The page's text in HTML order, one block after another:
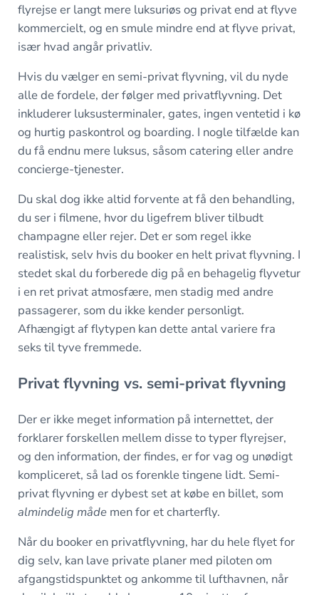
flyrejse er langt mere luksuriøs og privat end at flyve
kommercielt, og en smule mindre end at flyve privat,
især hvad angår privatliv.
Hvis du vælger en semi-privat flyvning, vil du nyde
alle de fordele, der følger med privatflyvning. Det
inkluderer luksusterminaler, gates, ingen ventetid i kø
og hurtig paskontrol og boarding. I nogle tilfælde kan
du få endnu mere luksus, såsom catering eller andre
concierge-tjenester.
Du skal dog ikke altid forvente at få den behandling,
du ser i filmene, hvor du ligefrem bliver tilbudt
champagne eller rejer. Det er som regel ikke
realistisk, selv hvis du booker en helt privat flyvning. I
stedet skal du forberede dig på en behagelig flyvetur
i en ret privat atmosfære, men stadig med andre
passagerer, som du ikke kender personligt.
Afhængigt af flytypen kan dette antal variere fra
seks til tyve fremmede.
Privat flyvning vs. semi-privat flyvning
Der er ikke meget information på internettet, der
forklarer forskellen mellem disse to typer flyrejser,
og den information, der findes, er for vag og unødigt
kompliceret, så lad os forenkle tingene lidt. Semi-
privat flyvning er dybest set at købe en billet, som
almindelig mådemen for et charterfly.
Når du booker en privatflyvning, har du hele flyet for
dig selv, kan lave private planer med piloten om
afgangstidspunktet og ankomme til lufthavnen, når